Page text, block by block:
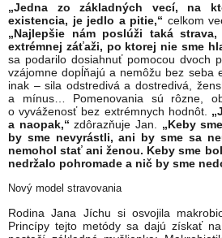
„Jedna zo základných vecí, na
existencia, je jedlo a pitie,“ celkom
„Najlepšie nám poslúži taká
extrémnej záťaži, po ktorej nie sme
sa podarilo dosiahnuť pomocou dvoch
vzájomne dopĺňajú a nemôžu bez seba
inak – sila odstredivá a dostredivá,
a mínus… Pomenovania sú rôzne,
o vyváženosť bez extrémnych hodnôt.
a naopak,“ zdôrazňuje Jan. „Keby
by sme nevyrástli, ani by sme sa
nemohol stať ani ženou. Keby sme
nedržalo pohromade a nič by sme
Nový model stravovania
Rodina Jana Jíchu si osvojila
Princípy tejto metódy sa dajú získať